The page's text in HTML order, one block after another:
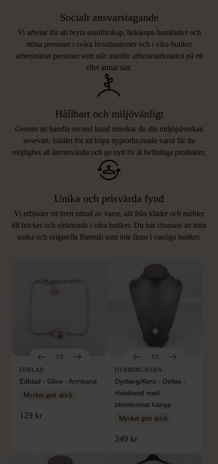
Socialt ansvarstagande
Vi arbetar för att bryta utanförskap, bekämpa hemlöshet och
stötta personer i svåra livssituationer och i våra butiker
arbetstränar personer som står utanför arbetsmarknaden på ett
eller annat sätt.
Hållbart och miljövänligt
Genom att handla second hand minskar du din miljöpåverkan
avsevärt. Istället för att köpa nyproducerade varor får du
möjlighet att återanvända och ge nytt liv åt befintliga produkter.
Unika och prisvärda fynd
Vi erbjuder ett brett utbud av varor, allt från kläder och möbler
till böcker och elektronik i våra butiker. Du har chansen att hitta
unika och originella föremål som inte finns i vanliga butiker.
LIKNANDE PRODUKTER
Hitta produkter som påminner om denna
1/5
EDBLAD
Edblad - Glow - Armband
Mycket gott skick
129 kr
1/5
DYRBERG/KERN
Dyrberg/Kern - Delise -
Halsband med
blomformat hänge
Mycket gott skick
249 kr